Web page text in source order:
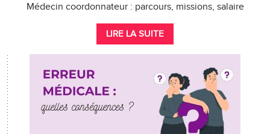
Médecin coordonnateur : parcours, missions, salaire
LIRE LA SUITE